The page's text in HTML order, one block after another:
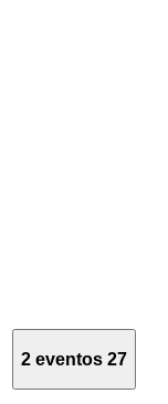
2 eventos 27